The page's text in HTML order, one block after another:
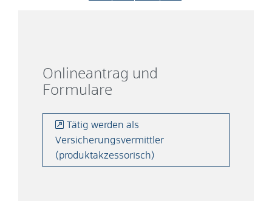
Onlineantrag und
Formulare
Tätig werden als
Versicherungsvermittler
(produktakzessorisch)